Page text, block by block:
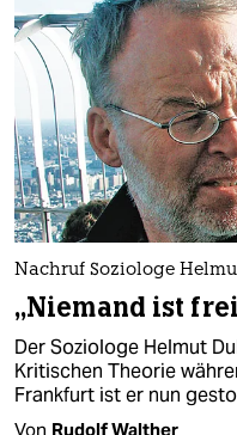
Nachruf Soziologe
„Niemand ist
Der Soziologe Helmut
Kritischen Theorie
Frankfurt ist er nun
Von Rudolf Walther